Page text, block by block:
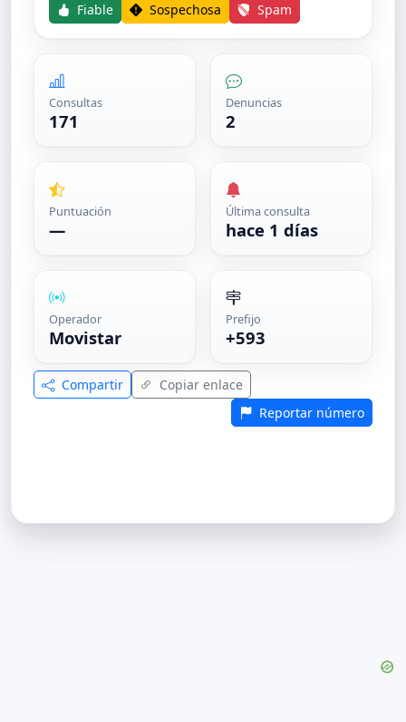
Fiable Sospechosa Spam
Consultas
171
Denuncias
2
Puntuación
—
Última consulta
hace 1 días
Operador
Movistar
Prefijo
+593
Compartir
Copiar enlace
Reportar número